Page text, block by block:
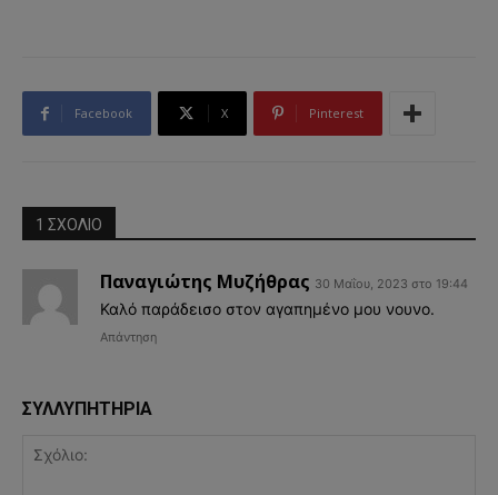
Facebook X Pinterest
1 ΣΧΟΛΙΟ
Παναγιώτης Μυζήθρας 30 Μαΐου, 2023 στο 19:44
Καλό παράδεισο στον αγαπημένο μου νουνο.
Απάντηση
ΣΥΛΛΥΠΗΤΗΡΙΑ